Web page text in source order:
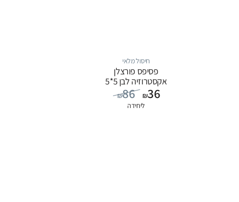
חיסול מלאי
פסיפס פורצלן
אקסטרוזיה לבן 5*5
₪86 ₪36
ליחידה